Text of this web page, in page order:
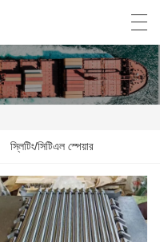
Español
স্লিটিং/সিটিএল স্পেয়ার